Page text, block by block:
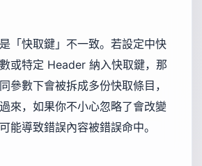
「快取鍵」不一致。若設定中快
或特定 Header 納入快取鍵，那
參數下會被拆成多份快取條目，
來，如果你不小心忽略了會改變
能導致錯誤內容被錯誤命中。